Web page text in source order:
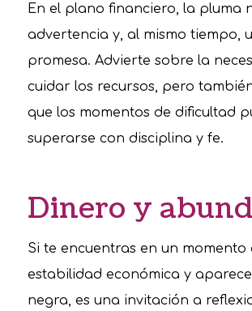
En el plano financiero, la pluma
advertencia y, al mismo tiempo,
promesa. Advierte sobre la
cuidar los recursos, pero
que los momentos de dificultad
superarse con disciplina y fe.
Dinero y
Si te encuentras en un momento
estabilidad económica y
negra, es una invitación a